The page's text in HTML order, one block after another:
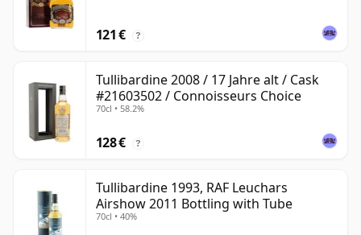
121 € ?
Tullibardine 2008 / 17 Jahre alt / Cask
#21603502 / Connoisseurs Choice
70cl • 58.2%
128 € ?
Tullibardine 1993, RAF Leuchars
Airshow 2011 Bottling with Tube
70cl • 40%